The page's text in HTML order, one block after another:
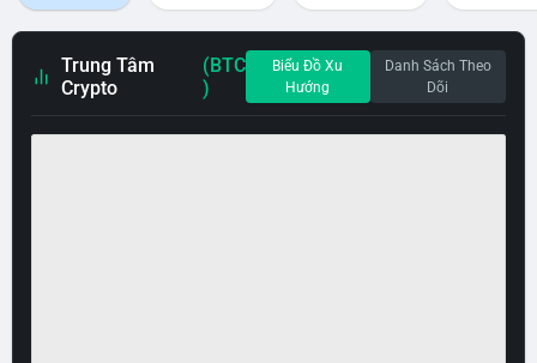
Trung Tâm
Crypto
(BTC
)
Biểu Đồ Xu
Hướng
Danh Sách Theo
Dõi